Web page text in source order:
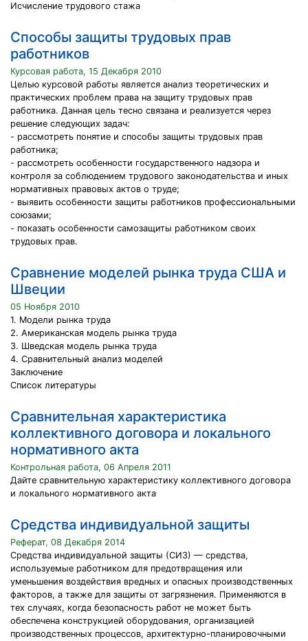
Исчисление трудового стажа
Способы защиты трудовых прав
работников
Курсовая работа, 15 Декабря 2010
Целью курсовой работы является анализ теоретических и
практических проблем права на защиту трудовых прав
работника. Данная цель тесно связана и реализуется через
решение следующих задач:
- рассмотреть понятие и способы защиты трудовых прав
работника;
- рассмотреть особенности государственного надзора и
контроля за соблюдением трудового законодательства и иных
нормативных правовых актов о труде;
- выявить особенности защиты работников профессиональными
союзами;
- показать особенности самозащиты работником своих
трудовых прав.
Сравнение моделей рынка труда США и
Швеции
05 Ноября 2010
1. Модели рынка труда
2. Американская модель рынка труда
3. Шведская модель рынка труда
4. Сравнительный анализ моделей
Заключение
Список литературы
Сравнительная характеристика
коллективного договора и локального
нормативного акта
Контрольная работа, 06 Апреля 2011
Дайте сравнительную характеристику коллективного договора
и локального нормативного акта
Средства индивидуальной защиты
Реферат, 08 Декабря 2014
Средства индивидуальной защиты (СИЗ) — средства,
используемые работником для предотвращения или
уменьшения воздействия вредных и опасных производственных
факторов, а также для защиты от загрязнения. Применяются в
тех случаях, когда безопасность работ не может быть
обеспечена конструкцией оборудования, организацией
производственных процессов, архитектурно-планировочными